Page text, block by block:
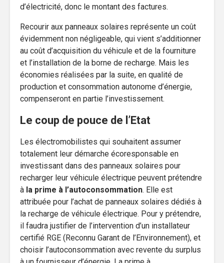
d’électricité, donc le montant des factures.
Recourir aux panneaux solaires représente un coût
évidemment non négligeable, qui vient s’additionner
au coût d’acquisition du véhicule et de la fourniture
et l’installation de la borne de recharge. Mais les
économies réalisées par la suite, en qualité de
production et consommation autonome d’énergie,
compenseront en partie l’investissement.
Le coup de pouce de l’Etat
Les électromobilistes qui souhaitent assumer
totalement leur démarche écoresponsable en
investissant dans des panneaux solaires pour
recharger leur véhicule électrique peuvent prétendre
à la prime à l’autoconsommation. Elle est
attribuée pour l’achat de panneaux solaires dédiés à
la recharge de véhicule électrique. Pour y prétendre,
il faudra justifier de l’intervention d’un installateur
certifié RGE (Reconnu Garant de l’Environnement), et
choisir l’autoconsommation avec revente du surplus